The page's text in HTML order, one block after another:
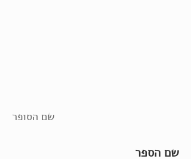
שם הסופר
שם הספר